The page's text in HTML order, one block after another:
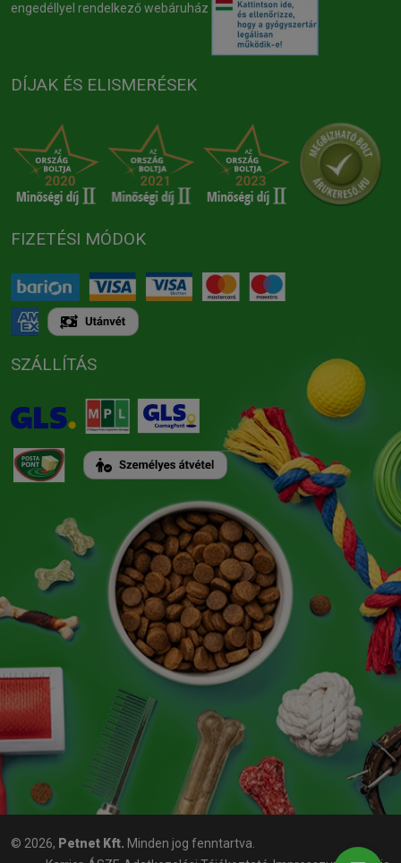
engedéllyel rendelkező webáruház
DÍJAK ÉS ELISMERÉSEK
FIZETÉSI MÓDOK
SZÁLLÍTÁS
© 2026, Petnet Kft. Minden jog fenntartva.